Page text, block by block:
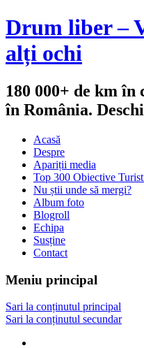
Drum liber –
alți ochi
180 000+ de km
în România.
Acasă
Despre
Apariții media
Top 300 Obiective
Nu știi unde să mergi?
Album foto
Blogroll
Echipa
Susține
Contact
Meniu principal
Sari la conținutul principal
Sari la conținutul secundar